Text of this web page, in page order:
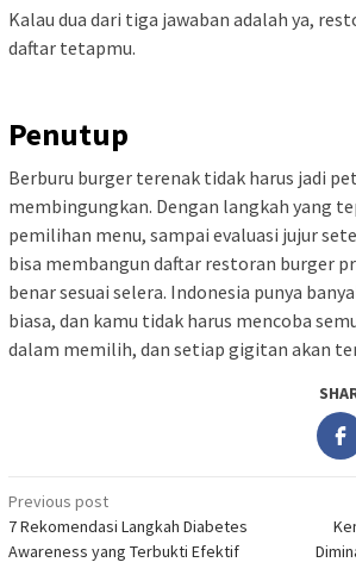
Kalau dua dari tiga jawaban adalah ya,
daftar tetapmu.
Penutup
Berburu burger terenak tidak harus jadi
membingungkan. Dengan langkah yang
pemilihan menu, sampai evaluasi jujur
bisa membangun daftar restoran burger
benar sesuai selera. Indonesia punya
biasa, dan kamu tidak harus mencoba
dalam memilih, dan setiap gigitan akan
Post
navigation
Previous post
7 Rekomendasi Langkah Diabetes
Awareness yang Terbukti Efektif